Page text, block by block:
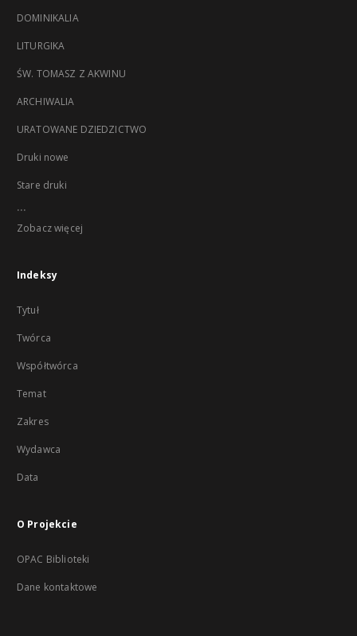
DOMINIKALIA
LITURGIKA
ŚW. TOMASZ Z AKWINU
ARCHIWALIA
URATOWANE DZIEDZICTWO
Druki nowe
Stare druki
...
Zobacz więcej
Indeksy
Tytuł
Twórca
Współtwórca
Temat
Zakres
Wydawca
Data
O Projekcie
OPAC Biblioteki
Dane kontaktowe